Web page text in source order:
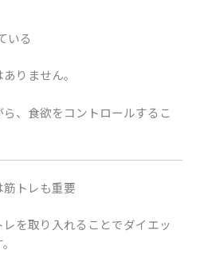
いる
りません。
、食欲をコントロールするこ
トレも重要
を取り入れることでダイエッ